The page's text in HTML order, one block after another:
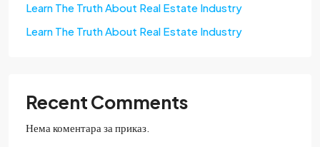
Learn The Truth About Real Estate Industry
Learn The Truth About Real Estate Industry
Recent Comments
Нема коментара за приказ.